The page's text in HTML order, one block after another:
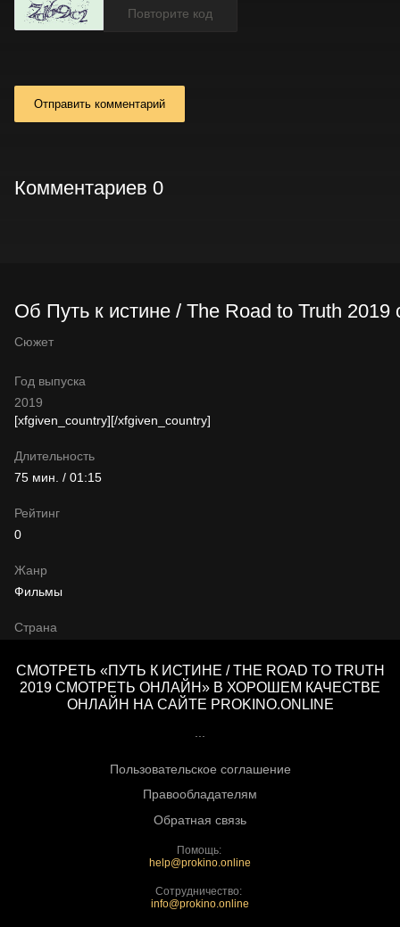
Отправить комментарий
Комментариев 0
Об Путь к истине / The Road to Truth 2019
Сюжет
Год выпуска
2019
Жанр
Фильмы
Длительность
75 мин. / 01:15
[xfgiven_country]
Страна
[/xfgiven_country]
Рейтинг
0
СМОТРЕТЬ «ПУТЬ К ИСТИНЕ / THE ROAD TO TRUTH
2019 СМОТРЕТЬ ОНЛАЙН» В ХОРОШЕМ КАЧЕСТВЕ
ОНЛАЙН НА САЙТЕ PROKINO.ONLINE
Пользовательское соглашение
Правообладателям
Обратная связь
Помощь:
help@prokino.online
Сотрудничество:
info@prokino.online